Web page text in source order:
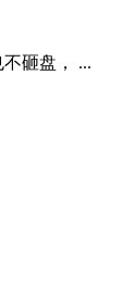
砸盘， ...